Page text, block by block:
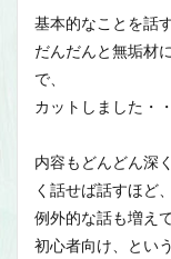
基本的なことを話
だんだんと無垢材
で、
カットしました・
内容もどんどん深
く話せば話すほど、
例外的な話も増え
初心者向け、とい